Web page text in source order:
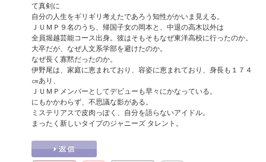
て真剣に
自分の人生をギリギリ考えたであろう知性がかいま見える。
ＪＵＭＰ９名のうち、帰国子女の岡本と、中退の高木以外は
全員堀越芸能コース出身。彼はそもそもなぜ東洋高校に行ったのか。
大卒だが、なぜ人文系学部を避けたのか。
なぜ長く寡黙だったのか。
伊野尾は、家庭に恵まれており、容姿に恵まれており、身長も１７４
㎝あり、
ＪＵＭＰメンバーとしてデビューも早々にかなっている。
にもかかわらず、不思議な影がある。
ミステリアスで皮肉っぽく、自分を語らないアイドル。
まったく新しいタイプのジャニーズ タレント。